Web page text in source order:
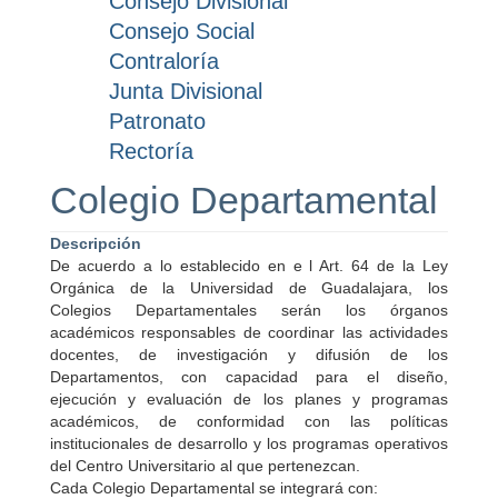
Colegio Departamental
Descripción
De acuerdo a lo establecido en e l Art. 64 de la Ley
Orgánica de la Universidad de Guadalajara, los
Colegios Departamentales serán los órganos
académicos responsables de coordinar las actividades
docentes, de investigación y difusión de los
Departamentos, con capacidad para el diseño,
ejecución y evaluación de los planes y programas
académicos, de conformidad con las políticas
institucionales de desarrollo y los programas operativos
del Centro Universitario al que pertenezcan.
Cada Colegio Departamental se integrará con:
Consejo Social
Contraloría
Junta Divisional
Patronato
Rectoría